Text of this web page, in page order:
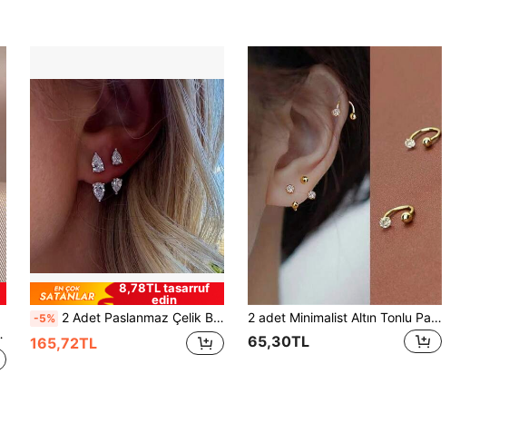
8,78TL tasarruf
edin
-5% 2 Adet Paslanmaz Çelik Beyaz Zirkonyalı Vidalı Kıkırdak Helix Küpe, Kadınlar İçin Akrilik Medikal Çelik Küpe
165,72TL
2 adet Minimalist Altın Tonlu Paslanmaz Çelik C Şeklinde Kübik Zirkonyum Küpe, Kadınların Günlük Giyimine Uygun
65,30TL